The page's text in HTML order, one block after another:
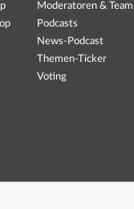
Moderatoren & Team
Podcasts
News-Podcast
Themen-Ticker
Voting